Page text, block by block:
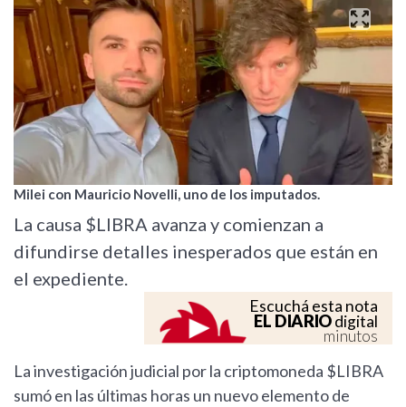
Milei con Mauricio Novelli, uno de los imputados.
La causa $LIBRA avanza y comienzan a
difundirse detalles inesperados que están en
el expediente.
Escuchá esta nota
EL DIARIOdigital
minutos
La investigación judicial por la criptomoneda $LIBRA
sumó en las últimas horas un nuevo elemento de